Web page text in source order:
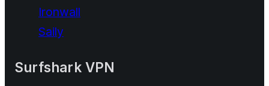
Ironwall
Saily
Surfshark VPN